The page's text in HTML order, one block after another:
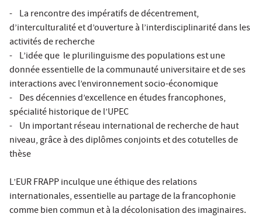
- La rencontre des impératifs de décentrement,
d’interculturalité et d’ouverture à l’interdisciplinarité dans les
activités de recherche
- L’idée que le plurilinguisme des populations est une
donnée essentielle de la communauté universitaire et de ses
interactions avec l’environnement socio-économique
- Des décennies d’excellence en études francophones,
spécialité historique de l’UPEC
- Un important réseau international de recherche de haut
niveau, grâce à des diplômes conjoints et des cotutelles de
thèse
L’EUR FRAPP inculque une éthique des relations
internationales, essentielle au partage de la francophonie
comme bien commun et à la décolonisation des imaginaires.